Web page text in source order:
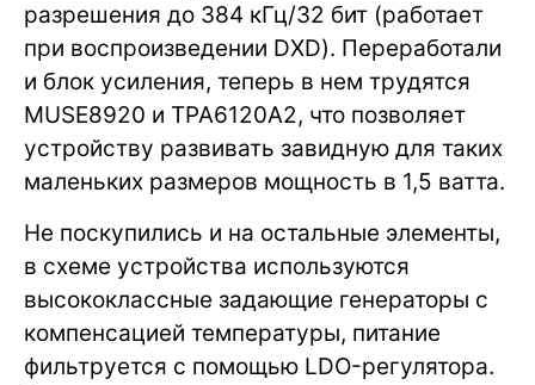
разрешения до 384 кГц/32 бит (работает
при воспроизведении DXD). Переработали
и блок усиления, теперь в нем трудятся
MUSE8920 и TPA6120A2, что позволяет
устройству развивать завидную для таких
маленьких размеров мощность в 1,5 ватта.
Не поскупились и на остальные элементы,
в схеме устройства используются
высококлассные задающие генераторы с
компенсацией температуры, питание
фильтруется с помощью LDO-регулятора.